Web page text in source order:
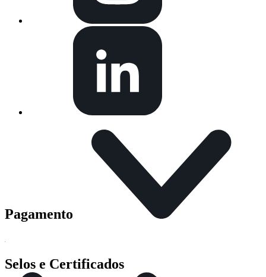
Pagamento
Selos e Certificados